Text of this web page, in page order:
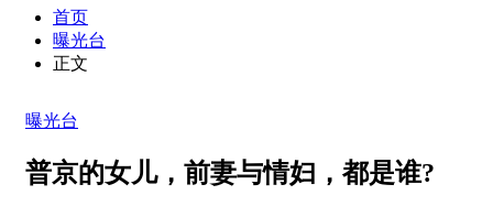
首页
曝光台
正文
曝光台
普京的女儿，前妻与情妇，都是谁?